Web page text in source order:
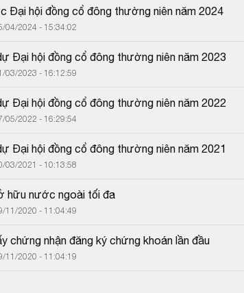
Đại hội đồng cổ đông thường niên năm 2024
04/2024 - 15:34:02
Đại hội đồng cổ đông thường niên năm 2023
03/2023 - 16:12:59
Đại hội đồng cổ đông thường niên năm 2022
05/2022 - 16:29:54
Đại hội đồng cổ đông thường niên năm 2021
03/2021 - 10:13:58
hữu nước ngoài tối đa
11/2020 - 11:04:49
chứng nhận đăng ký chứng khoán lần đầu
11/2020 - 11:04:19